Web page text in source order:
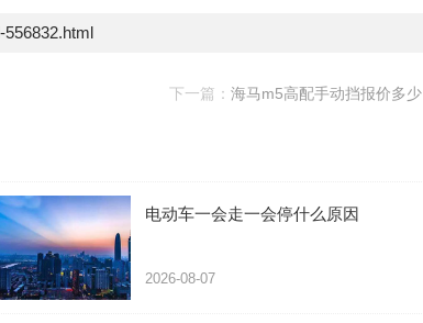
556832.html
下一篇： 海马m5高配手动挡报价多少
电动车一会走一会停什么原因
2026-08-07